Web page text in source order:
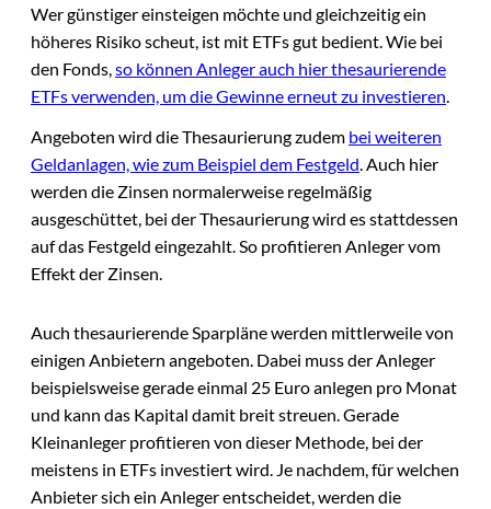
Wer günstiger einsteigen möchte und gleichzeitig ein
höheres Risiko scheut, ist mit ETFs gut bedient. Wie bei
den Fonds, so können Anleger auch hier thesaurierende
ETFs verwenden, um die Gewinne erneut zu investieren
Angeboten wird die Thesaurierung zudem bei weiteren
Geldanlagen, wie zum Beispiel dem Festgeld. Auch hier
werden die Zinsen normalerweise regelmäßig
ausgeschüttet, bei der Thesaurierung wird es stattdessen
auf das Festgeld eingezahlt. So profitieren Anleger vom
Effekt der Zinsen.
Auch thesaurierende Sparpläne werden mittlerweile von
einigen Anbietern angeboten. Dabei muss der Anleger
beispielsweise gerade einmal 25 Euro anlegen pro Monat
und kann das Kapital damit breit streuen. Gerade
Kleinanleger profitieren von dieser Methode, bei der
meistens in ETFs investiert wird. Je nachdem, für welchen
Anbieter sich ein Anleger entscheidet, werden die